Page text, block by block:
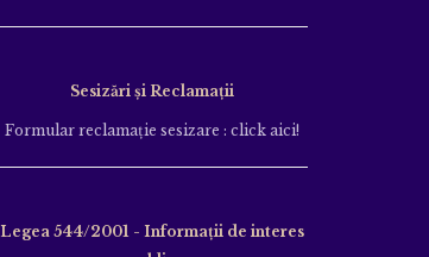
Sesizări și Reclamații
Formular reclamație sesizare : click aici!
Legea 544/2001 - Informații de interes